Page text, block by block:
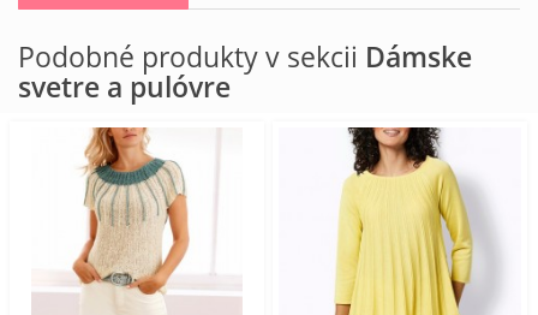
Podobné produkty v sekcii Dámske
svetre a pulóvre